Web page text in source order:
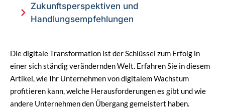
Zukunftsperspektiven und
Handlungsempfehlungen
Die digitale Transformation ist der Schlüssel zum Erfolg in
einer sich ständig verändernden Welt. Erfahren Sie in diesem
Artikel, wie Ihr Unternehmen von digitalem Wachstum
profitieren kann, welche Herausforderungen es gibt und wie
andere Unternehmen den Übergang gemeistert haben.